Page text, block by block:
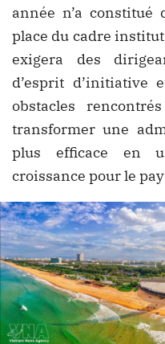
année n’a constitué
place du cadre
exigera des
d’esprit d’initiative
obstacles
transformer une
plus efficace en
croissance pour le